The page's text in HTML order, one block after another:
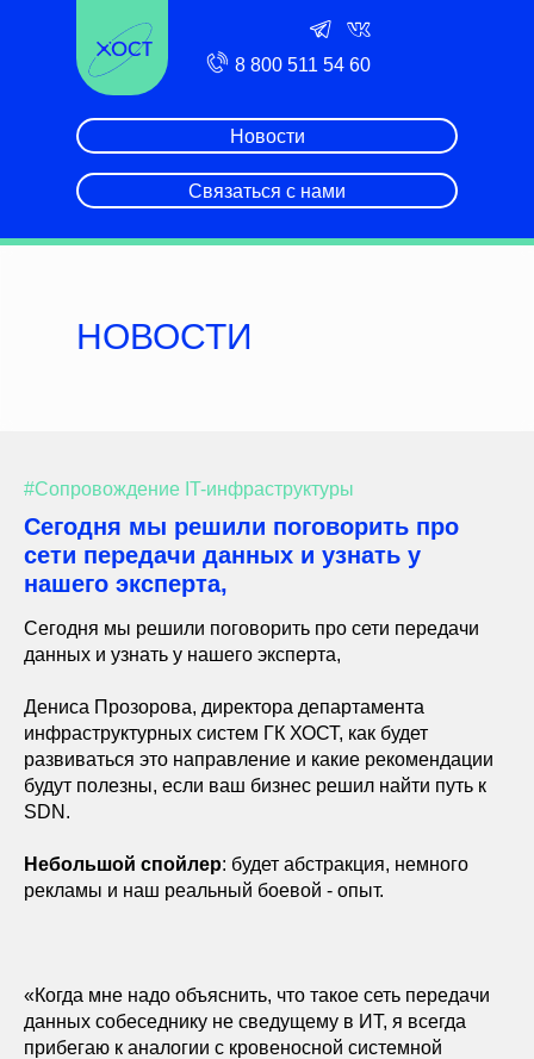
Связаться с нами
Новости
8 800 511 54 60
НОВОСТИ
#Сопровождение IT-инфраструктуры
Сегодня мы решили поговорить про
сети передачи данных и узнать у
нашего эксперта,
Сегодня мы решили поговорить про сети передачи
данных и узнать у нашего эксперта,
Дениса Прозорова, директора департамента
инфраструктурных систем ГК ХОСТ, как будет
развиваться это направление и какие рекомендации
будут полезны, если ваш бизнес решил найти путь к
SDN.
Небольшой спойлер: будет абстракция, немного
рекламы и наш реальный боевой - опыт.
«Когда мне надо объяснить, что такое сеть передачи
данных собеседнику не сведущему в ИТ, я всегда
прибегаю к аналогии с кровеносной системной